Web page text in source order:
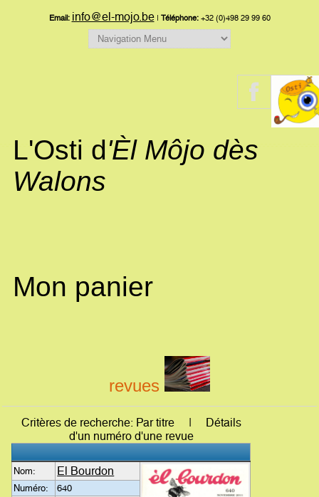
Email: info@el-mojo.be| Téléphone:+32 (0)498 29 99 60
L'Osti d'Èl Môjo dès
Walons
Mon panier
revues
Critères de recherche: Par titre | Détails
d'un numéro d'une revue
Nom: El Bourdon
Numéro:
640